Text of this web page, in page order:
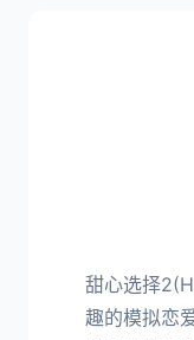
甜心选择
趣的模拟恋